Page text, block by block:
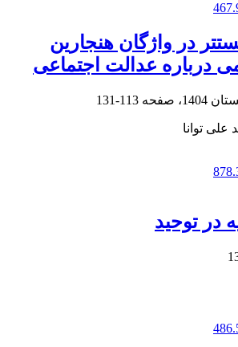
در واژگان هنجارین
درباره عدالت اجتماعی
113-131
توانا
در توحید